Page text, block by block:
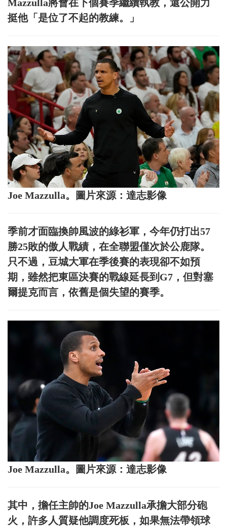
Mazzulla將會在下個賽季繼續執教，還公開力
挺他「是位了不起的教練。」
Joe Mazzulla。圖片來源：達志影像
季前才面臨換帥風波的綠衫軍，今年仍打出57
勝25敗的傲人戰績，在全聯盟僅次於公鹿隊。
只不過，豆城大軍在季後賽的表現卻不如預
期，雖然把東區決賽的戰線延長到G7，但對塞
爾提克而言，依舊是個失望的賽季。
Joe Mazzulla。圖片來源：達志影像
其中，擔任主帥的Joe Mazzulla承擔大部分砲
火，許多人質疑他調度死板，如果無法帶領球